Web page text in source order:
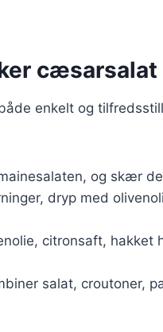
enkelt og
og skær
dryp med
citronsaft, hakket
salat, croutoner,